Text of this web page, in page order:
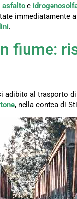
asfalto e
immediatamente
.
fiume:
adibito al trasporto
, nella contea di